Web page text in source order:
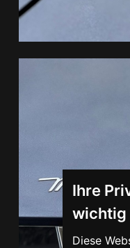
Ihre
wichtig
Diese